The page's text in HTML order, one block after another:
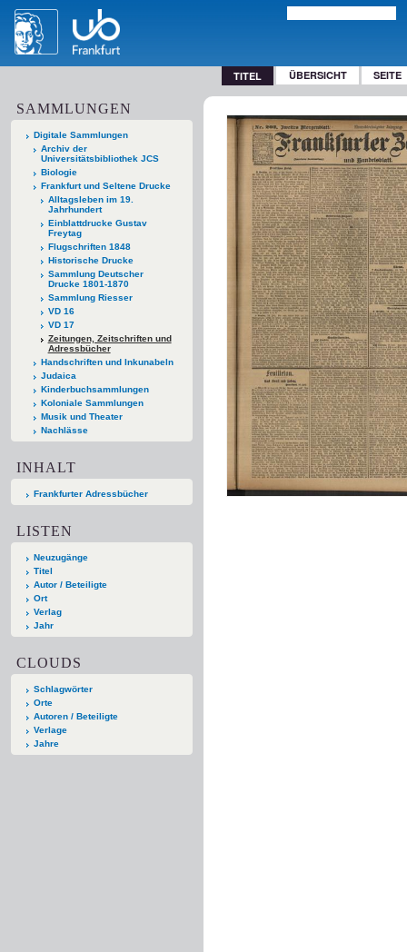
TITEL ÜBERSICHT SEITE
SAMMLUNGEN
Digitale Sammlungen
Archiv der
Universitätsbibliothek JCS
Biologie
Frankfurt und Seltene Drucke
Alltagsleben im 19.
Jahrhundert
Einblattdrucke Gustav
Freytag
Flugschriften 1848
Historische Drucke
Sammlung Deutscher
Drucke 1801-1870
Sammlung Riesser
VD 16
VD 17
Zeitungen, Zeitschriften und
Adressbücher
Handschriften und Inkunabeln
Judaica
Kinderbuchsammlungen
Koloniale Sammlungen
Musik und Theater
Nachlässe
INHALT
Frankfurter Adressbücher
LISTEN
Neuzugänge
Titel
Autor / Beteiligte
Ort
Verlag
Jahr
CLOUDS
Schlagwörter
Orte
Autoren / Beteiligte
Verlage
Jahre